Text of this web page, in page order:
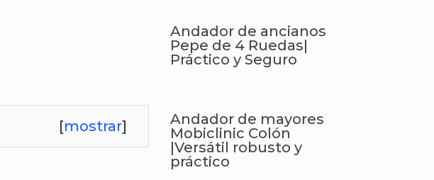
[mostrar]
Andador de ancianos
Pepe de 4 Ruedas|
Práctico y Seguro
Andador de mayores
Mobiclinic Colón
|Versátil robusto y
práctico